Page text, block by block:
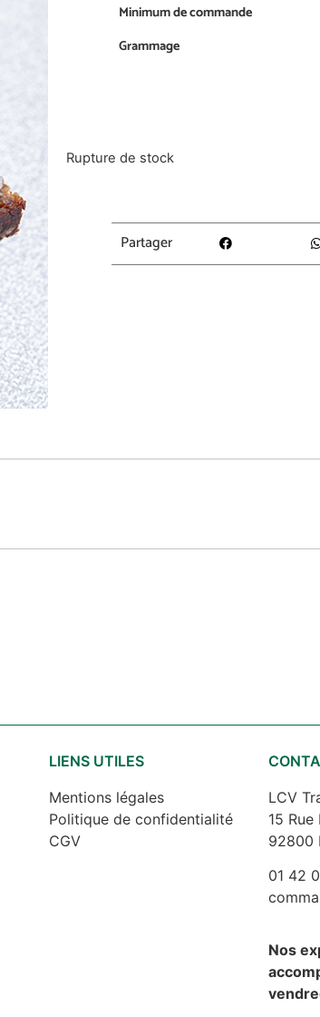
Minimum de commande
Grammage
Rupture de stock
Partager
LIENS UTILES
Mentions légales
Politique de confidentialité
CGV
LCV
15
92800
01 42
Nos